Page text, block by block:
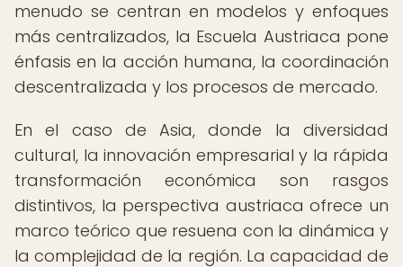
menudo se centran en modelos y enfoques
más centralizados, la Escuela Austriaca pone
énfasis en la acción humana, la coordinación
descentralizada y los procesos de mercado.
En el caso de Asia, donde la diversidad
cultural, la innovación empresarial y la rápida
transformación económica son rasgos
distintivos, la perspectiva austriaca ofrece un
marco teórico que resuena con la dinámica y
la complejidad de la región. La capacidad de